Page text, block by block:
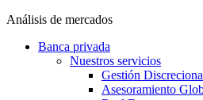
Análisis de mercados
Banca privada
Nuestros servicios
Gestión
Asesoramiento